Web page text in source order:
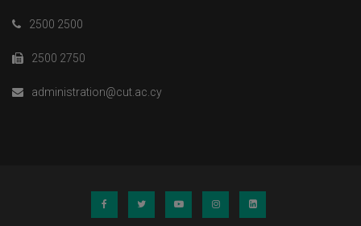
2500 2500
2500 2750
administration@cut.ac.cy